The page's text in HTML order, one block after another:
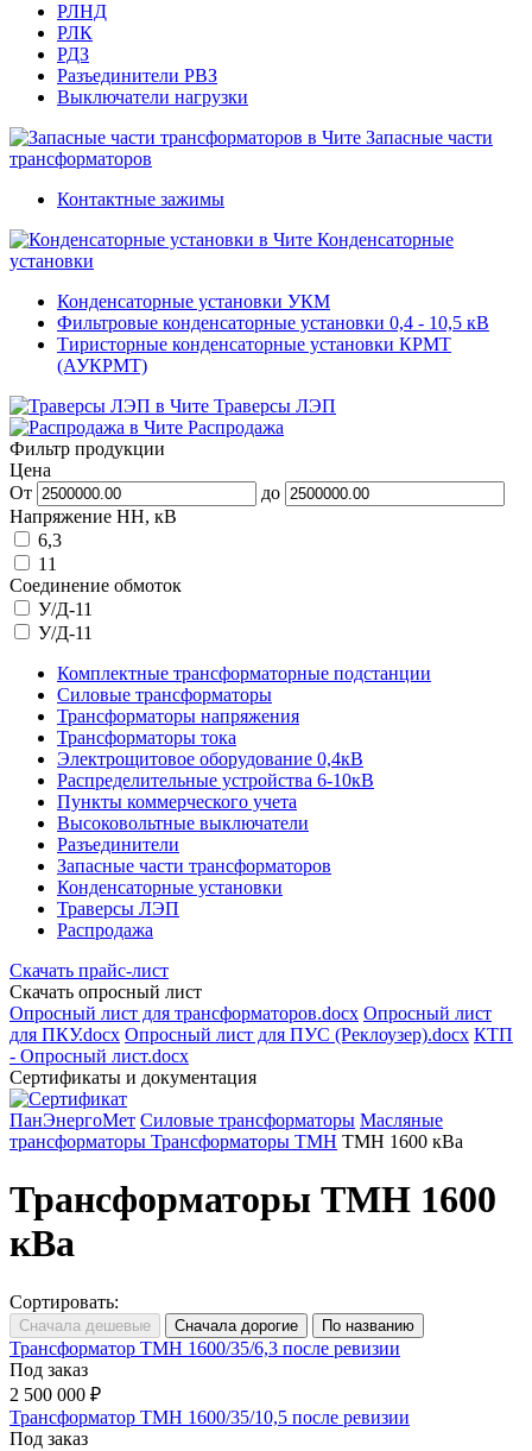
РЛНД
РЛК
РДЗ
Разъединители РВЗ
Выключатели нагрузки
Запасные части
трансформаторов
Контактные зажимы
Конденсаторные
установки
Конденсаторные установки УКМ
Фильтровые конденсаторные установки 0,4 - 10,5 кВ
Тиристорные конденсаторные установки КРМТ
(АУКРМТ)
Траверсы ЛЭП
Распродажа
Фильтр продукции
Цена
От
до
Напряжение НН, кВ
6,3
11
Соединение обмоток
У/Д-11
У/Д-11
Комплектные трансформаторные подстанции
Силовые трансформаторы
Трансформаторы напряжения
Трансформаторы тока
Электрощитовое оборудование 0,4кВ
Распределительные устройства 6-10кВ
Пункты коммерческого учета
Высоковольтные выключатели
Разъединители
Запасные части трансформаторов
Конденсаторные установки
Траверсы ЛЭП
Распродажа
Скачать прайс-лист
Скачать опросный лист
Опросный лист для трансформаторов.docx Опросный лист
для ПКУ.docx Опросный лист для ПУС (Реклоузер).docx КТП
- Опросный лист.docx
Сертификаты и документация
ПанЭнергоМет Силовые трансформаторы Масляные
трансформаторы Трансформаторы ТМН ТМН 1600 кВа
Трансформаторы ТМН 1600
кВа
Сортировать:
Трансформатор ТМН 1600/35/6,3 после ревизии
Под заказ
2 500 000 ₽
Трансформатор ТМН 1600/35/10,5 после ревизии
Под заказ